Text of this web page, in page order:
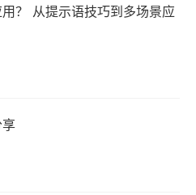
？ 从提示语技巧到多场景应